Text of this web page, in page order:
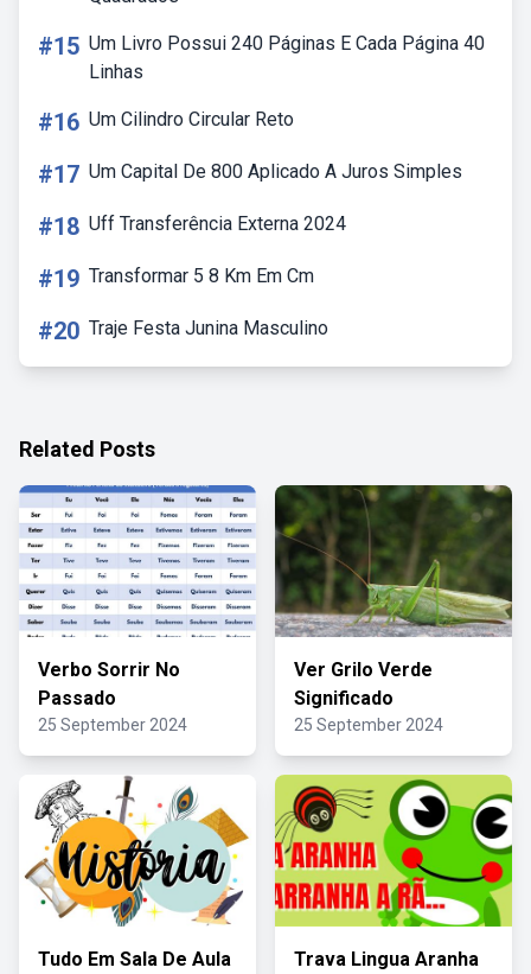
#15 Um Livro Possui 240 Páginas E Cada Página 40
Linhas
#16 Um Cilindro Circular Reto
#17 Um Capital De 800 Aplicado A Juros Simples
#18 Uff Transferência Externa 2024
#19 Transformar 5 8 Km Em Cm
#20 Traje Festa Junina Masculino
Related Posts
Verbo Sorrir No
Passado
25 September 2024
Ver Grilo Verde
Significado
25 September 2024
Tudo Em Sala De Aula Trava Lingua Aranha